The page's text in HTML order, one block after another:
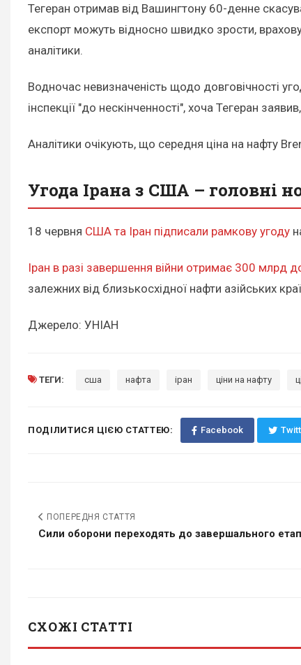
Тегеран отримав від Вашингтону 60-денне
експорт можуть відносно швидко зрости,
аналітики.
Водночас невизначеність щодо довговічності
інспекції "до нескінченності", хоча Тегеран
Аналітики очікують, що середня ціна на нафту
Угода Ірана з США – головні
18 червня США та Іран підписали рамкову угоду
Іран в разі завершення війни отримає 300 млрд
залежних від близькосхідної нафти азійських
Джерело: УНІАН
ТЕГИ: сша нафта іран ціни на нафту
ПОДІЛИТИСЯ ЦІЄЮ СТАТТЕЮ: Facebook
ПОПЕРЕДНЯ СТАТТЯ
Сили оборони переходять до завершального
СХОЖІ СТАТТІ